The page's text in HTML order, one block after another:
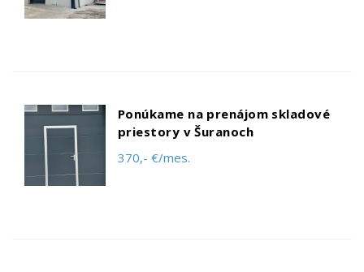
Ponúkame na prenájom skladové
priestory v Šuranoch
370,- €/mes.